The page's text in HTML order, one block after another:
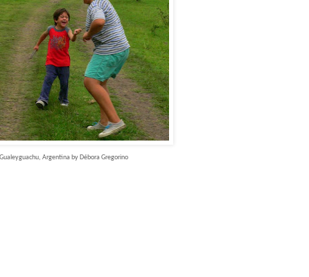
Gualeyguachu, Argentina by Débora Gregorino